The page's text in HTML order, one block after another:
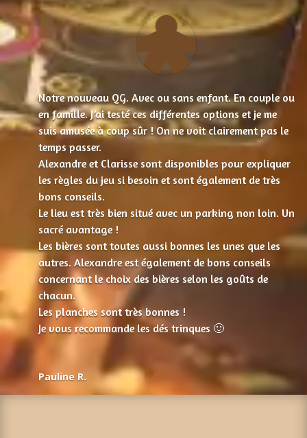
Notre nouveau QG. Avec ou sans enfant. En couple ou
en famille. J’ai testé ces différentes options et je me
suis amusée à coup sûr ! On ne voit clairement pas le
temps passer.
Alexandre et Clarisse sont disponibles pour expliquer
les règles du jeu si besoin et sont également de très
bons conseils.
Le lieu est très bien situé avec un parking non loin. Un
sacré avantage !
Les bières sont toutes aussi bonnes les unes que les
autres. Alexandre est également de bons conseils
concernant le choix des bières selon les goûts de
chacun.
Les planches sont très bonnes !
Je vous recommande les dés trinques 🙂
Pauline R.